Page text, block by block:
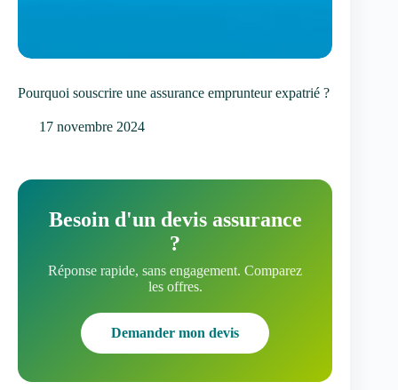
Pourquoi souscrire une assurance emprunteur expatrié ?
17 novembre 2024
Besoin d'un devis assurance
?
Réponse rapide, sans engagement. Comparez
les offres.
Demander mon devis